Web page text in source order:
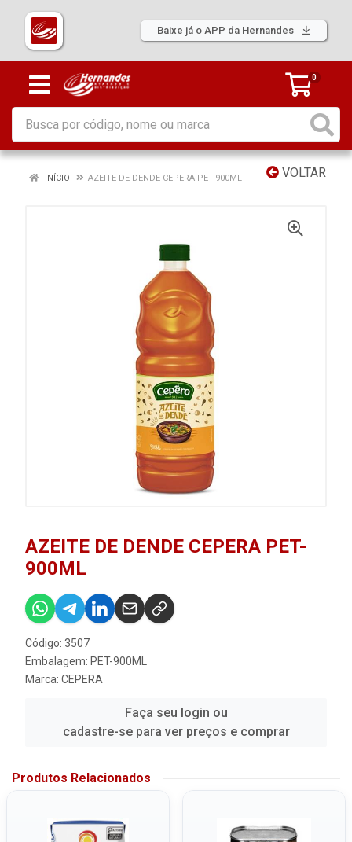
Baixe já o APP da Hernandes
0
VOLTAR
INÍCIO AZEITE DE DENDE CEPERA PET-900ML
AZEITE DE DENDE CEPERA PET-
900ML
Código: 3507
Embalagem: PET-900ML
Marca: CEPERA
Faça seu login ou
cadastre-se para ver preços e comprar
Produtos Relacionados